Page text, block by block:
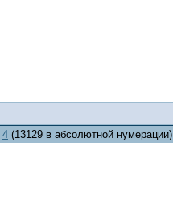
4 (13129 в абсолютной нумерации)